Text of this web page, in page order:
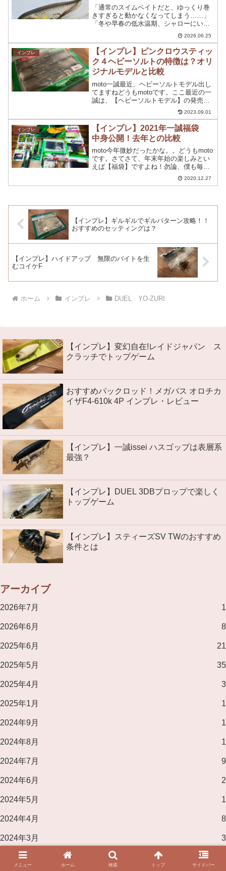
食わせ能力とおすすめカスタム
「通常のスイムベイトだと、ゆっくり巻
きすぎると動かなくなってしまう……」
「冬や早春の低水温期、シャローにいる
天才デカバスをじっくり誘いたい！」そ
んなアングラーの悩みを一発で解決する
ルアーが、レイドジャパンから登場した
「DEAD BOY（デッ...
2026.06.25
インプレ
【インプレ】ピンクロウスティッ
ク４ヘビーソルトの特徴は？オリ
ジナルモデルと比較
moto一誠最近、ヘビーソルトモデル出し
てますねどうもmotoです。ここ最近の一
誠は、【ヘビーソルトモデル】の発売が
結構多くなっていますね。正直なところ
ヘビーソルトモデルと既存のオリジナル
モデルの違いはあるかもしれませんが、
古いモデルのタイ...
2023.09.01
インプレ
【インプレ】2021年一誠福袋
中身公開！去年との比較
moto今年微妙だったかな。。どうもmoto
です。さてさて、年末年始の楽しみとい
えば【福袋】ですよね！勿論、僕も毎年
楽しみにしていますし各メーカーや釣具
店からも福袋が発売されて毎回ワクワク
2020.12.27
【インプレ】ギルギルでギルパターン攻略！！
おすすめのセッティングは？
【インプレ】ハイドアップ 無限のバイトを生
むコイケF
ホーム インプレ DUEL YO-ZURI
【インプレ】変幻自在!レイドジャパン ス
クラッチでトップゲーム
おすすめパックロッド！メガバス オロチカ
イザF4-610k 4P インプレ・レビュー
【インプレ】一誠issei ハスゴップは表層系
最強？
【インプレ】DUEL 3DBプロップで楽しく
トップゲーム
【インプレ】スティーズSV TWのおすすめ
条件とは
アーカイブ
2026年7月 1
2026年6月 8
2025年6月 21
2025年5月 35
2025年4月 3
2025年1月 1
2024年9月 1
2024年8月 1
2024年7月 9
2024年6月 2
2024年5月 1
2024年4月 8
2024年3月 3
2024年2月
メニュー ホーム 検索 トップ サイドバー